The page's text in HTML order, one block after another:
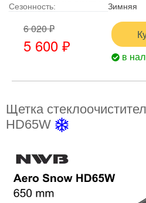
Сезонность:
Зимняя
6 020 ₽
5 600 ₽
в
Щетка
HD65W